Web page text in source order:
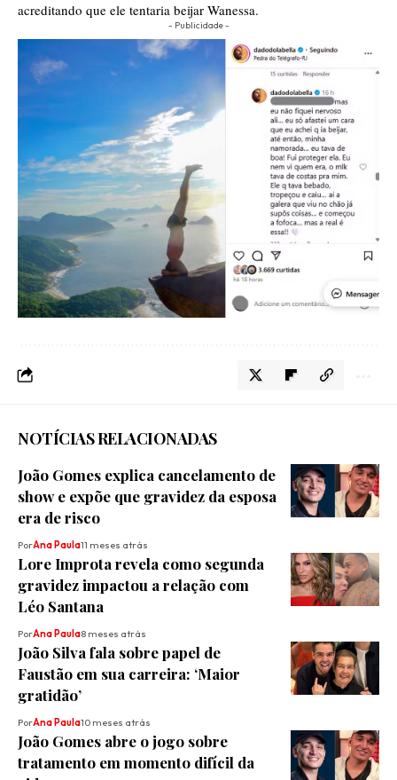
acreditando que ele tentaria beijar Wanessa.
- Publicidade -
NOTÍCIAS RELACIONADAS
João Gomes explica cancelamento de
show e expõe que gravidez da esposa
era de risco
PorAna Paula11 meses atrás
Lore Improta revela como segunda
gravidez impactou a relação com
Léo Santana
PorAna Paula8 meses atrás
João Silva fala sobre papel de
Faustão em sua carreira: ‘Maior
gratidão’
PorAna Paula10 meses atrás
João Gomes abre o jogo sobre
tratamento em momento difícil da